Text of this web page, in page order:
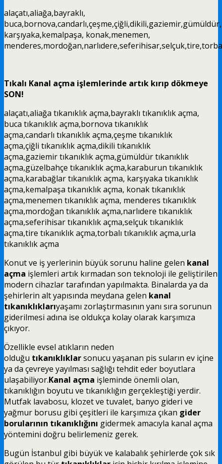
alaçatı,aliağa,bayraklı,
karşıyaka,kemalpaşa, konak,menemen,
Tıkalı Kanal açma işlemlerinde artık kırıp dökmeye
SON!
alaçatı,aliağa tıkanıklık açma,bayraklı tıkanıklık açma,
buca tıkanıklık açma,bornova tıkanıklık
açma,candarlı tıkanıklık açma,çeşme tıkanıklık
açma,çiğli tıkanıklık açma,dikili tıkanıklık
açma,gaziemirtıkanıklık açma,gümüldürtıkanıklık
açma,güzelbahçe tıkanıklık açma,karaburun tıkanıklık
açma,karabağlartıkanıklık açma, karşıyaka tıkanıklık
açma,kemalpaşa tıkanıklık açma, konaktıkanıklık
açma,menemen tıkanıklık açma, menderes tıkanıklık
açma,mordoğan tıkanıklık açma,narlıdere tıkanıklık
açma,seferihisartıkanıklık açma,selçuktıkanıklık
açma,tire tıkanıklık açma,torbalı tıkanıklık açma,urla
tıkanıklık açma
Konut ve iş yerlerinin büyük sorunu haline gelen kanal
açma işlemleri artık kırmadan son teknoloji ile geliştirilen
modern cihazlar tarafından yapılmakta. Binalarda ya da
şehirlerin alt yapısında meydana gelen kanal
tıkanıklıklarıyaşamı zorlaştırmasının yanı sıra sorunun
giderilmesi adına ise oldukça kolay olarak karşımıza
çıkıyor.
Özellikle evsel atıkların neden
olduğu tıkanıklıklarsonucu yaşanan pis suların ev içine
ya da çevreye yayılması sağlığı tehdit eder boyutlara
ulaşabiliyor.Kanal açma işleminde önemli olan,
tıkanıklığın boyutu ve tıkanıklığın gerçekleştiği yerdir.
Mutfak lavabosu, klozet ve tuvalet, banyo gideri ve
yağmur borusu gibi çeşitleri ile karşımıza çıkan gider
borularının tıkanıklığını gidermek amacıyla kanal açma
yöntemini doğru belirlemeniz gerek.
Bugün İstanbul gibi büyük ve kalabalık şehirlerde çok sık